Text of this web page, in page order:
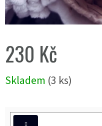
230 Kč
cena:
Skladem (3 ks)